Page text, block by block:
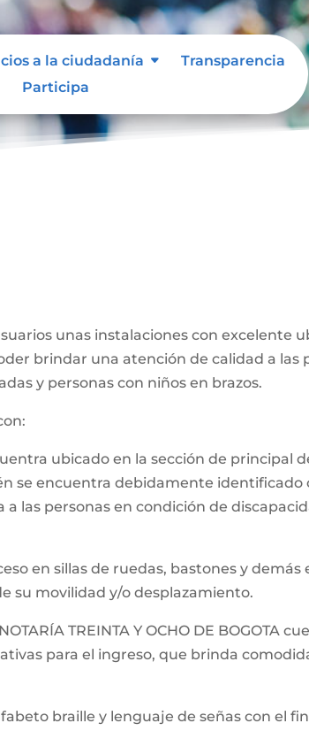
a la ciudadanía
Transparencia
Participa
unas instalaciones con excelente
brindar una atención de calidad a las
y personas con niños en brazos.
ubicado en la sección de principal
se encuentra debidamente identificado
las personas en condición de
en sillas de ruedas, bastones y
su movilidad y/o desplazamiento.
TREINTA Y OCHO DE BOGOTA
para el ingreso, que brinda
braille y lenguaje de señas con el